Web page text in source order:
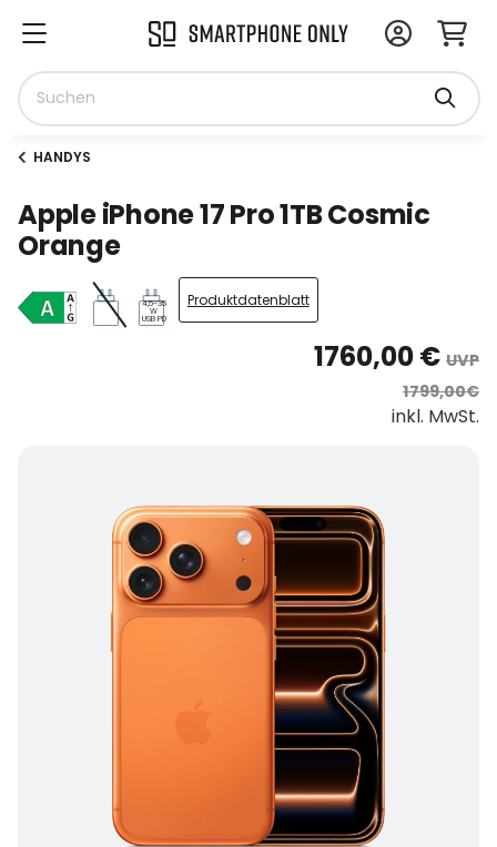
HANDYS
Apple iPhone 17 Pro 1TB Cosmic
Orange
4,5-35
W
USB PD
Produktdatenblatt
1760,00 € UVP
1799,00€
inkl. MwSt.